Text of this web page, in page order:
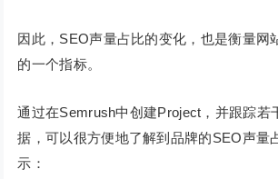
因此，SEO声量占比的变化，也是衡量网
的一个指标。
通过在Semrush中创建Project，并跟踪若
据，可以很方便地了解到品牌的SEO声量
示：